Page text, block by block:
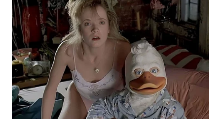
WAHANA
TANI
WAHANA
ADVOKAT
WAHANA
INFRASTRUKTUR
WAHANA